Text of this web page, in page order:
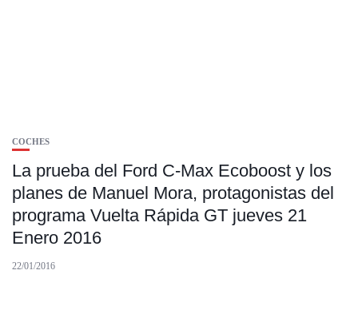
COCHES
La prueba del Ford C-Max Ecoboost y los
planes de Manuel Mora, protagonistas del
programa Vuelta Rápida GT jueves 21
Enero 2016
22/01/2016